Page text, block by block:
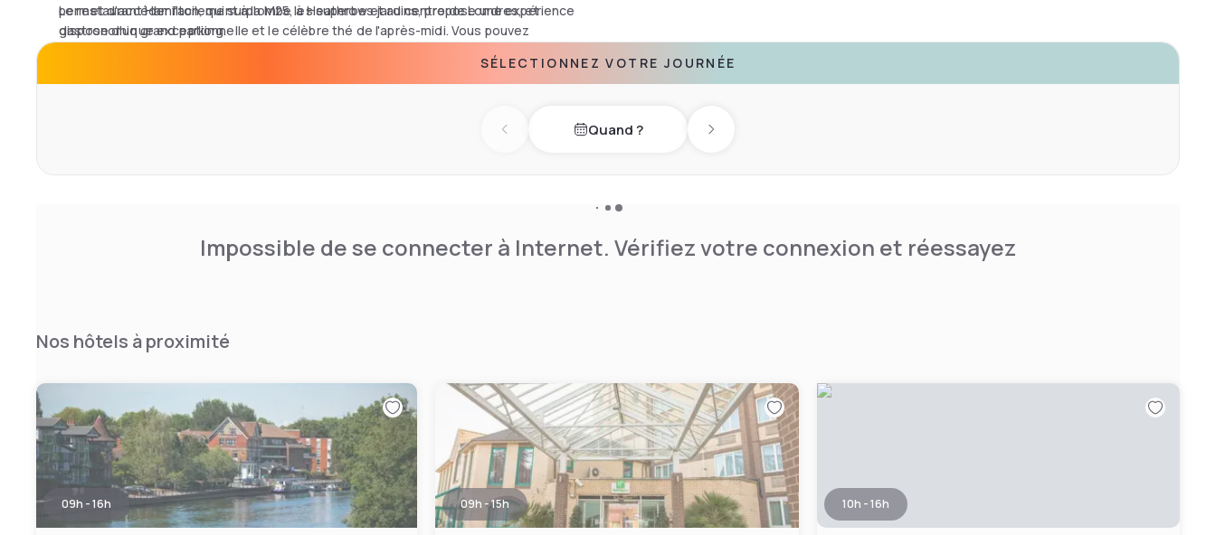
permet d'accéder facilement à la M25, à Heathrow et au centre de Londres, et
dispose d'un grand parking.
Le restaurant Hamilton, qui surplombe les superbes jardins, propose une expérience
gastronomique exceptionnelle et le célèbre thé de l'après-midi. Vous pouvez
gamme de plats légers et de collations est servie tous les jours. La suite
Huntswood, construite à cet effet, est le lieu idéal pour tout événement, y compris
SÉLECTIONNEZ VOTRE JOURNÉE
Previous dayQuand ? Next day
Impossible de se connecter à Internet. Vérifiez votre connexion et réessayez
Nos hôtels à proximité
09h - 16h 09h - 15h 10h - 16h